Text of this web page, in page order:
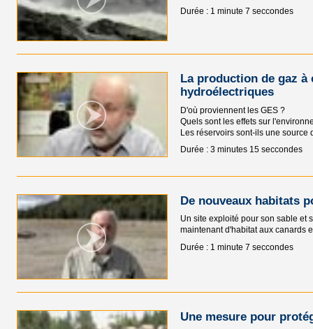
Durée : 1 minute 7 seccondes
La production de gaz
hydroélectriques
D'où proviennent les GES ?
Quels sont les effets sur
Les réservoirs sont-ils une source
Durée : 3 minutes 15 seccondes
De nouveaux habitats
Un site exploité pour son sable et
maintenant d'habitat aux canards
Durée : 1 minute 7 seccondes
Une mesure pour